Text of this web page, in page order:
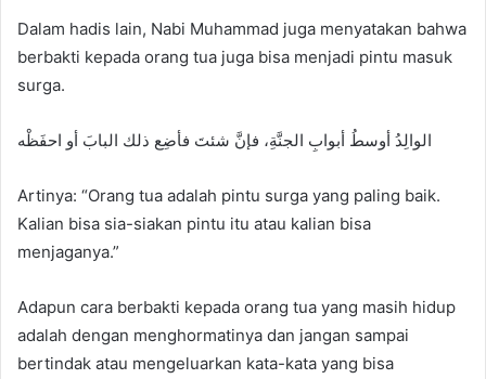
Dalam hadis lain, Nabi Muhammad juga menyatakan bahwa
berbakti kepada orang tua juga bisa menjadi pintu masuk
surga.
الوالِدُ أوسطُ أبوابِ الجنَّةِ، فإنَّ شئتَ فأضِع ذلك البابَ أو احفَظْه
Artinya: “Orang tua adalah pintu surga yang paling baik.
Kalian bisa sia-siakan pintu itu atau kalian bisa
menjaganya.”
Adapun cara berbakti kepada orang tua yang masih hidup
adalah dengan menghormatinya dan jangan sampai
bertindak atau mengeluarkan kata-kata yang bisa